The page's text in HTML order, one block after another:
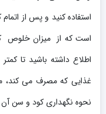
استفاده کنید و پس از
است که از میزان خلوص
اطلاع داشته باشید تا
غذایی که مصرف می کند،
نحوه نگهداری کود و سن